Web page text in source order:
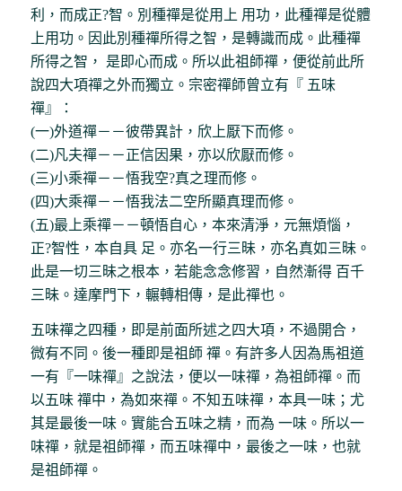
利，而成正?智。別種禪是從用上 用功，此種禪是從體
上用功。因此別種禪所得之智，是轉識而成。此種禪
所得之智， 是即心而成。所以此祖師禪，便從前此所
說四大項禪之外而獨立。宗密禪師曾立有『 五味
禪』：
(一)外道禪－－彼帶異計，欣上厭下而修。
(二)凡夫禪－－正信因果，亦以欣厭而修。
(三)小乘禪－－悟我空?真之理而修。
(四)大乘禪－－悟我法二空所顯真理而修。
(五)最上乘禪－－頓悟自心，本來清淨，元無煩惱，
正?智性，本自具 足。亦名一行三昧，亦名真如三昧。
此是一切三昧之根本，若能念念修習，自然漸得 百千
三昧。達摩門下，輾轉相傳，是此禪也。
五味禪之四種，即是前面所述之四大項，不過開合，
微有不同。後一種即是祖師 禪。有許多人因為馬祖道
一有『一味禪』之說法，便以一味禪，為祖師禪。而
以五味 禪中，為如來禪。不知五味禪，本具一味；尤
其是最後一味。實能合五味之精，而為 一味。所以一
味禪，就是祖師禪，而五味禪中，最後之一味，也就
是祖師禪。